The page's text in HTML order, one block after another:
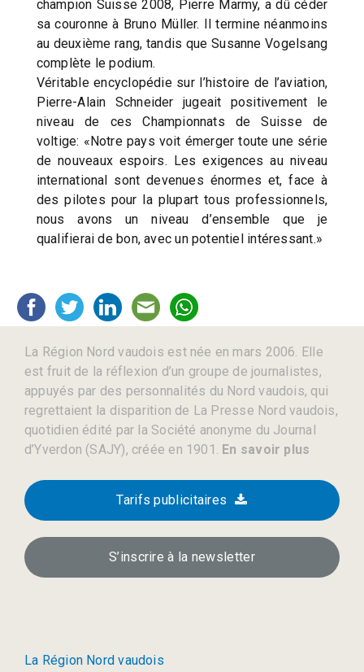
champion Suisse 2008, Pierre Marmy, a dû céder
sa couronne à Bruno Müller. Il termine néanmoins
au deuxième rang, tandis que Susanne Vogelsang
complète le podium.
Véritable encyclopédie sur l’histoire de l’aviation,
Pierre-Alain Schneider jugeait positivement le
niveau de ces Championnats de Suisse de
voltige: «Notre pays voit émerger toute une série
de nouveaux espoirs. Les exigences au niveau
international sont devenues énormes et, face à
des pilotes pour la plupart tous professionnels,
nous avons un niveau d’ensemble que je
qualifierai de bon, avec un potentiel intéressant.»
La Région Nord vaudois est née en mars 2006. Elle
est fruit de la réflexion d’un groupe de journalistes,
appuyés par des personnalités du Nord vaudois, qui
regrettaient la disparition de La Presse Nord vaudois,
quotidien édité par la Société anonyme du Journal
d’Yverdon (SAJY), créée en 1901. En savoir plus
Tarifs publicitaires
S’inscrire à la newsletter
La Région Nord vaudois